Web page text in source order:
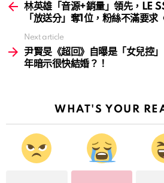
more林英雄「音源+銷量」領先，LE
「放送分」奪1位，粉絲不滿要求
Next article
尹賢旻《超回》自曝是「女兒控
年暗示很快結婚？！
WHAT'S YOUR